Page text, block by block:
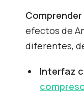
efectos de
diferentes,
Interfaz